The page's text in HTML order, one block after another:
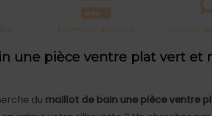
Paiement sécurisé Satisfait
une pièce ventre plat vert et
du maillot de bain une pièce ventre